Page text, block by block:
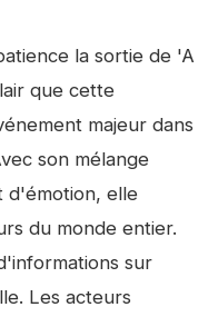
la sortie de 'A
que cette
majeur dans
son mélange
d'émotion, elle
du monde entier.
sur
Les acteurs